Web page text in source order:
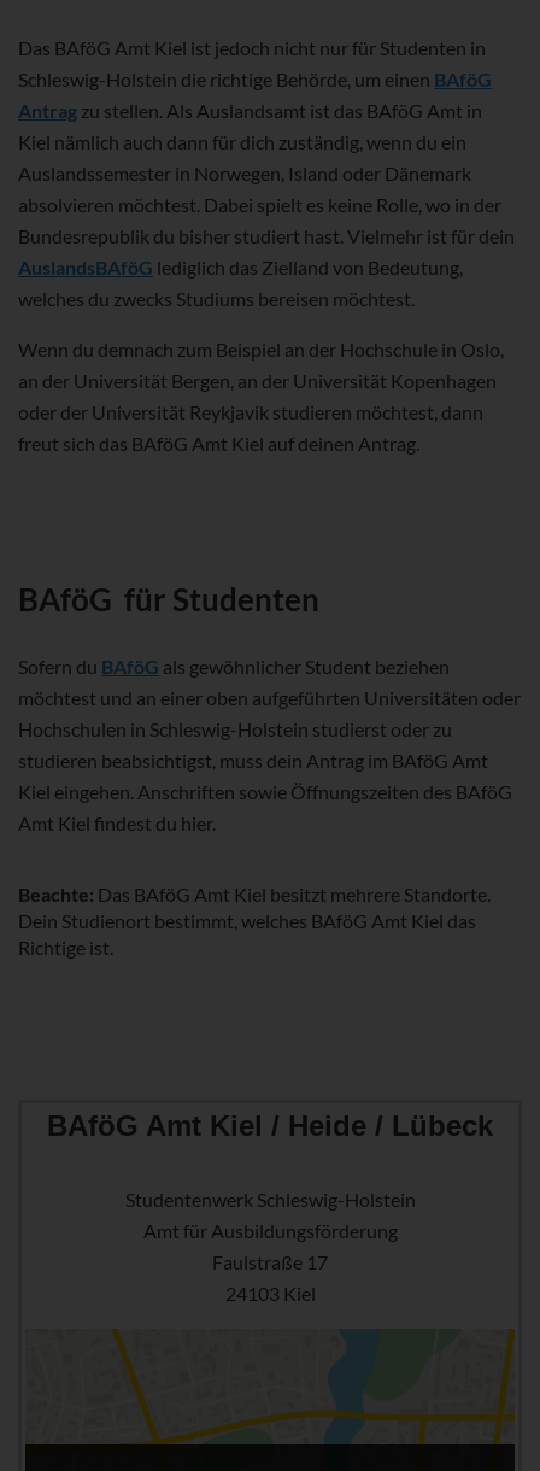
Das BAföG Amt Kiel ist jedoch nicht nur für Studenten in
Schleswig-Holstein die richtige Behörde, um einen BAföG
Antrag zu stellen. Als Auslandsamt ist das BAföG Amt in
Kiel nämlich auch dann für dich zuständig, wenn du ein
Auslandssemester in Norwegen, Island oder Dänemark
absolvieren möchtest. Dabei spielt es keine Rolle, wo in der
Bundesrepublik du bisher studiert hast. Vielmehr ist für dein
AuslandsBAföG lediglich das Zielland von Bedeutung,
welches du zwecks Studiums bereisen möchtest.
Wenn du demnach zum Beispiel an der Hochschule in Oslo,
an der Universität Bergen, an der Universität Kopenhagen
oder der Universität Reykjavik studieren möchtest, dann
freut sich das BAföG Amt Kiel auf deinen Antrag.
BAföG für Studenten
Sofern du BAföG als gewöhnlicher Student beziehen
möchtest und an einer oben aufgeführten Universitäten oder
Hochschulen in Schleswig-Holstein studierst oder zu
studieren beabsichtigst, muss dein Antrag im BAföG Amt
Kiel eingehen. Anschriften sowie Öffnungszeiten des BAföG
Amt Kiel findest du hier.
Beachte: Das BAföG Amt Kiel besitzt mehrere Standorte.
Dein Studienort bestimmt, welches BAföG Amt Kiel das
Richtige ist.
BAföG Amt Kiel / Heide / Lübeck
Studentenwerk Schleswig-Holstein
Amt für Ausbildungsförderung
Faulstraße 17
24103 Kiel